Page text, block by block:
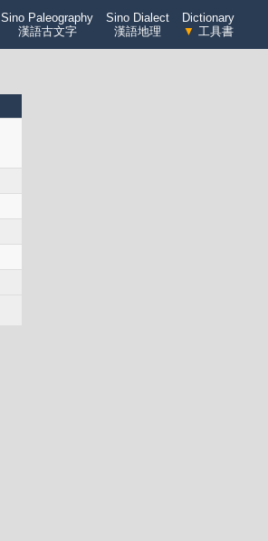
Sino Paleography
漢語古文字
Sino Dialect
漢語地理
Dictionary
▼ 工具書